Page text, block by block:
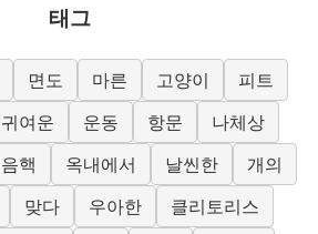
태그
면도 마른 고양이
피트
귀여운 운동 항문
나체상
음핵 옥내에서 날씬한
개의
맞다 우아한
클리토리스